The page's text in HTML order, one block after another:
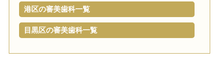
港区の審美歯科一覧
目黒区の審美歯科一覧